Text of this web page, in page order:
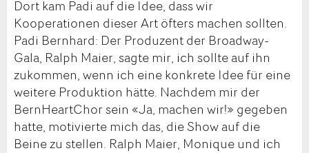
Dort kam Padi auf die Idee, dass wir
Kooperationen dieser Art öfters machen sollten.
Padi Bernhard: Der Produzent der Broadway-
Gala, Ralph Maier, sagte mir, ich sollte auf ihn
zukommen, wenn ich eine konkrete Idee für eine
weitere Produktion hätte. Nachdem mir der
BernHeartChor sein «Ja, machen wir!» gegeben
hatte, motivierte mich das, die Show auf die
Beine zu stellen. Ralph Maier, Monique und ich